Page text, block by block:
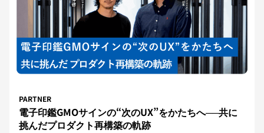
PARTNER
電子印鑑GMOサインの“次のUX”をかたちへ──共に
挑んだプロダクト再構築の軌跡